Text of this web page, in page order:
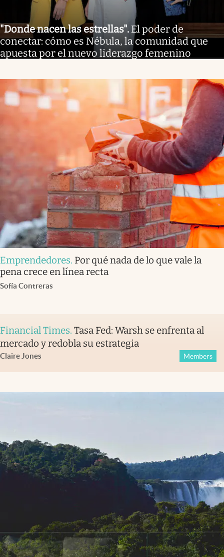
"Donde nacen las estrellas". El poder de
conectar: cómo es Nébula, la comunidad que
apuesta por el nuevo liderazgo femenino
Emprendedores. Por qué nada de lo que vale la
pena crece en línea recta
Sofía Contreras
Financial Times. Tasa Fed: Warsh se enfrenta al
mercado y redobla su estrategia
Claire Jones Members